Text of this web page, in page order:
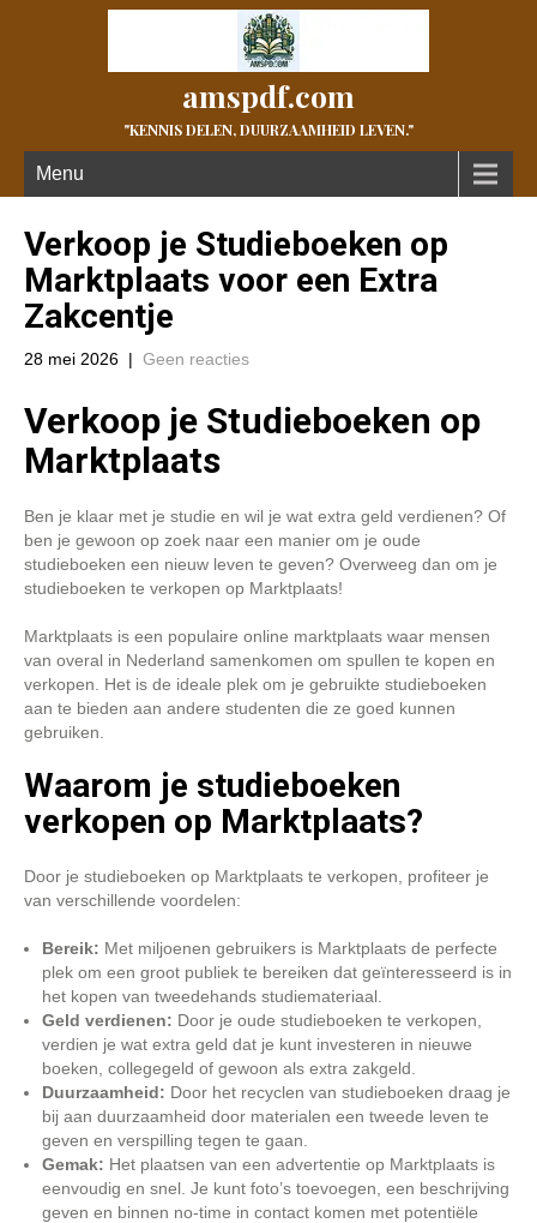
amspdf.com
"KENNIS DELEN, DUURZAAMHEID LEVEN."
Menu
Verkoop je Studieboeken op
Marktplaats voor een Extra
Zakcentje
28 mei 2026 | Geen reacties
Verkoop je Studieboeken op
Marktplaats
Ben je klaar met je studie en wil je wat extra geld verdienen? Of
ben je gewoon op zoek naar een manier om je oude
studieboeken een nieuw leven te geven? Overweeg dan om je
studieboeken te verkopen op Marktplaats!
Marktplaats is een populaire online marktplaats waar mensen
van overal in Nederland samenkomen om spullen te kopen en
verkopen. Het is de ideale plek om je gebruikte studieboeken
aan te bieden aan andere studenten die ze goed kunnen
gebruiken.
Waarom je studieboeken
verkopen op Marktplaats?
Door je studieboeken op Marktplaats te verkopen, profiteer je
van verschillende voordelen:
Bereik: Met miljoenen gebruikers is Marktplaats de perfecte
plek om een groot publiek te bereiken dat geïnteresseerd is in
het kopen van tweedehands studiemateriaal.
Geld verdienen: Door je oude studieboeken te verkopen,
verdien je wat extra geld dat je kunt investeren in nieuwe
boeken, collegegeld of gewoon als extra zakgeld.
Duurzaamheid: Door het recyclen van studieboeken draag je
bij aan duurzaamheid door materialen een tweede leven te
geven en verspilling tegen te gaan.
Gemak: Het plaatsen van een advertentie op Marktplaats is
eenvoudig en snel. Je kunt foto’s toevoegen, een beschrijving
geven en binnen no-time in contact komen met potentiële